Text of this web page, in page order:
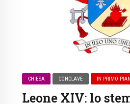
CHIESA CONCLAVE IN PRIMO
Leone XIV: lo